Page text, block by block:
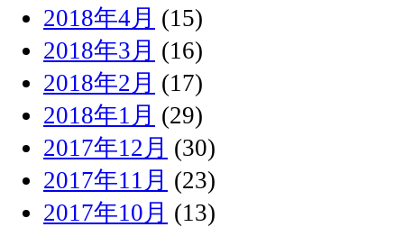
2018年4月 (15)
2018年3月 (16)
2018年2月 (17)
2018年1月 (29)
2017年12月 (30)
2017年11月 (23)
2017年10月 (13)